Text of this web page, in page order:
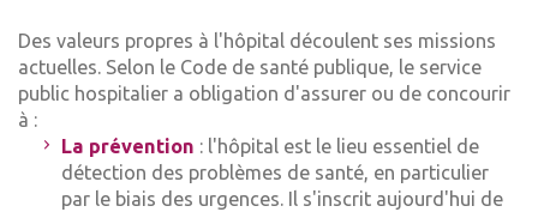
ANNUAIRE
DICO MÉDICAL
VOTRE SANTÉ
ANNUAIRE
DICO MÉDICAL
VOTRE SANTÉ
Des valeurs propres à l'hôpital découlent ses missions
actuelles. Selon le Code de santé publique, le service
public hospitalier a obligation d'assurer ou de concourir
à :
La prévention : l'hôpital est le lieu essentiel de
détection des problèmes de santé, en particulier
par le biais des urgences. Il s'inscrit aujourd'hui de